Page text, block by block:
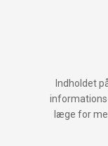
Indholdet
læge for